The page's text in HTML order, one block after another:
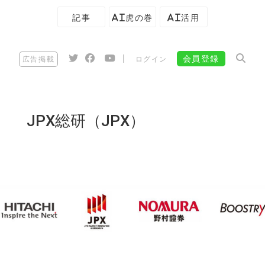
記事 AI虎の巻 AI活用
広告掲載 ログイン 会員登録
JPX総研（JPX）